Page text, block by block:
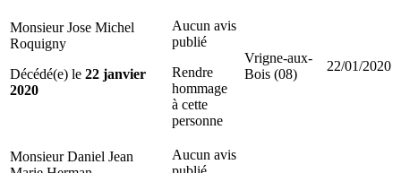
Monsieur Jose Michel
Roquigny
Décédé(e) le 22 janvier
2020
Aucun avis
publié
Rendre
hommage
à cette
personne
Vrigne-aux-
Bois (08)
22/01/2020
Monsieur Daniel Jean
Aucun avis